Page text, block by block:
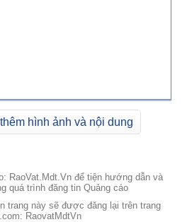
hình ảnh và nội dung
RaoVat.Mdt.Vn để tiện hướng dẫn và
quá trình đăng tin Quảng cáo
trang này sẽ được đăng lại trên trang
RaovatMdtVn